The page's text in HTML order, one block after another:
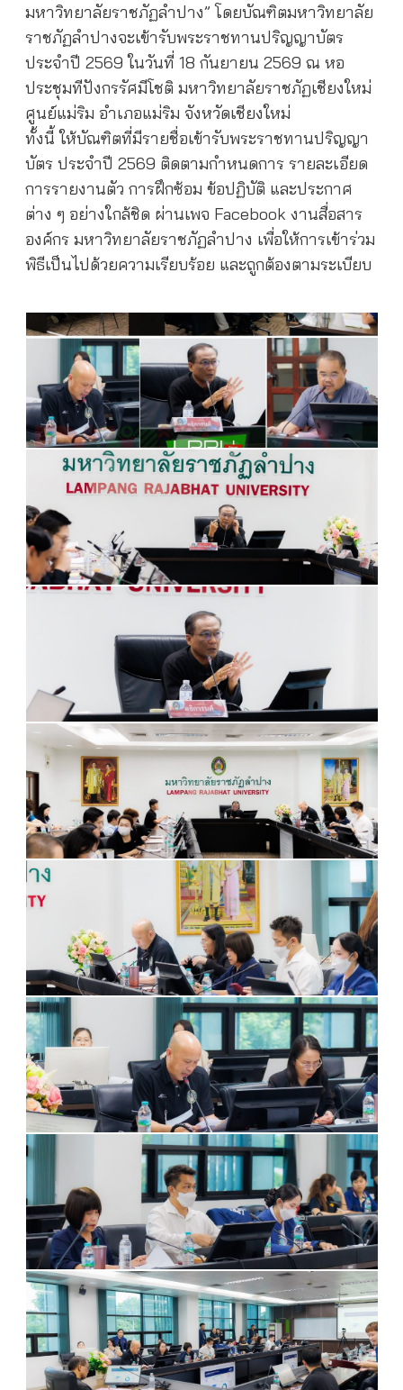
มหาวิทยาลัยราชภัฏลำปาง” โดยบัณฑิตมหาวิทยาลัย
ราชภัฏลำปางจะเข้ารับพระราชทานปริญญาบัตร
ประจำปี 2569 ในวันที่ 18 กันยายน 2569 ณ หอ
ประชุมทีปังกรรัศมีโชติ มหาวิทยาลัยราชภัฏเชียงใหม่
ศูนย์แม่ริม อำเภอแม่ริม จังหวัดเชียงใหม่
ทั้งนี้ ให้บัณฑิตที่มีรายชื่อเข้ารับพระราชทานปริญญา
บัตร ประจำปี 2569 ติดตามกำหนดการ รายละเอียด
การรายงานตัว การฝึกซ้อม ข้อปฏิบัติ และประกาศ
ต่าง ๆ อย่างใกล้ชิด ผ่านเพจ Facebook งานสื่อสาร
องค์กร มหาวิทยาลัยราชภัฏลำปาง เพื่อให้การเข้าร่วม
พิธีเป็นไปด้วยความเรียบร้อย และถูกต้องตามระเบียบ